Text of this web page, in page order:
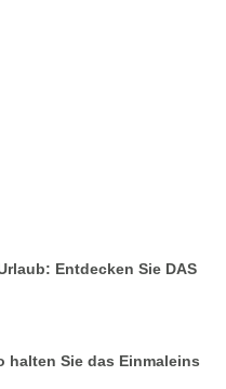
Entdecken Sie DAS
halten Sie das Einmaleins